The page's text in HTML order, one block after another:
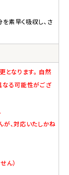
を素早く吸収し、さ
となります。 自然
なる可能性がござ
、対応いたしかね
ん）